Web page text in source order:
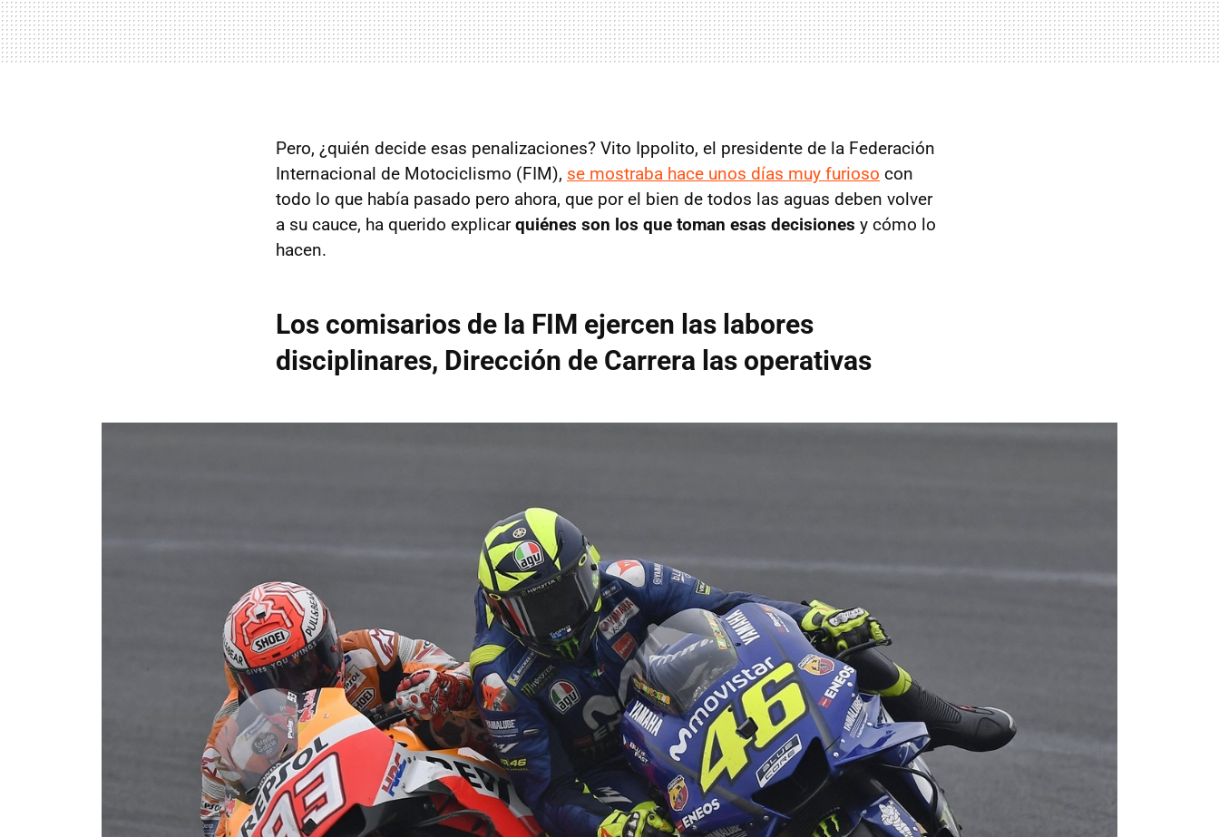
Pero, ¿quién decide esas penalizaciones? Vito Ippolito, el presidente de la Federación
Internacional de Motociclismo (FIM), se mostraba hace unos días muy furioso con
todo lo que había pasado pero ahora, que por el bien de todos las aguas deben volver
a su cauce, ha querido explicarquiénes son los que toman esas decisiones y cómo lo
hacen.
Los comisarios de la FIM ejercen las labores
disciplinares, Dirección de Carrera las operativas